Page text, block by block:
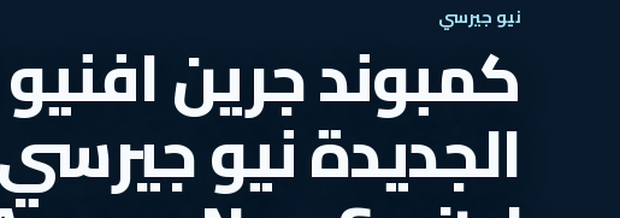
نيو جيرسي
كمبوند جرين
الجديدة نيو